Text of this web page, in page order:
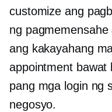
customize ang
ng
ang kakayahang
appointment bawat
pang mga login ng
negosyo.